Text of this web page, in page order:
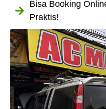
Bisa Booking
Praktis!